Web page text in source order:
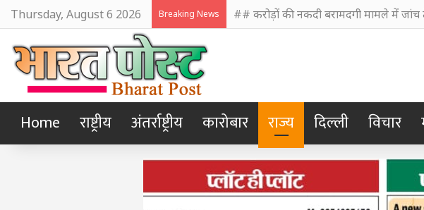
Thursday, August 6 2026 Breaking News ## करोड़ों की नकदी बरामदगी मामले में
Home राष्ट्रीय अंतर्राष्ट्रीय कारोबार राज्य दिल्ली विचार